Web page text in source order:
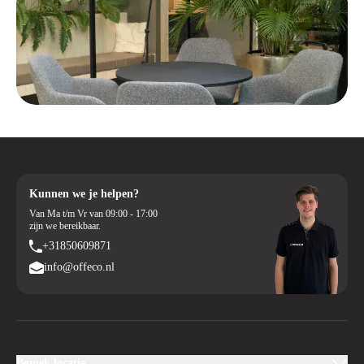
Kunnen we je helpen?
Van Ma t/m Vr van 09:00 - 17:00
zijn we bereikbaar.
+31850609871
info@offeco.nl